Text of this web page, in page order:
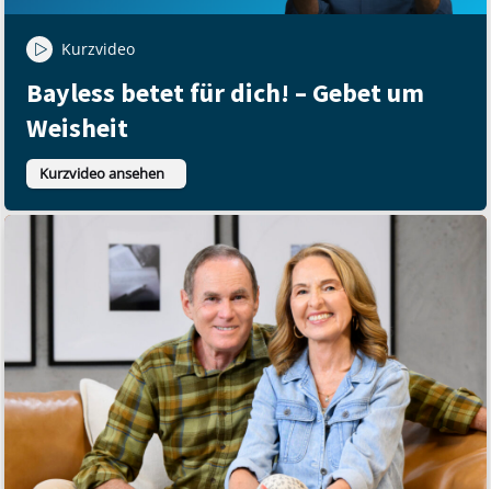
Kurzvideo
Bayless betet für dich! – Gebet um
Weisheit
Kurzvideo ansehen